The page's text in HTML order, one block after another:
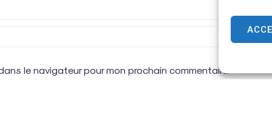
le navigateur pour mon prochain commentaire.